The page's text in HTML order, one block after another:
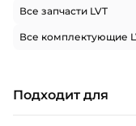
Все запчасти LVT
Все комплектующие
Подходит для